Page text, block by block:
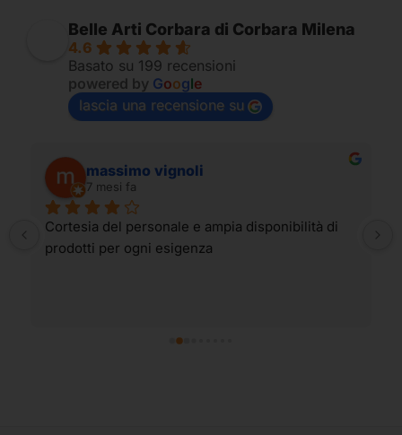
Belle Arti Corbara di Corbara Milena
4.6
Basato su 199 recensioni
powered by Google
lascia una recensione su
massimo vignoli
7 mesi fa
Cortesia del personale e ampia disponibilità di
prodotti per ogni esigenza